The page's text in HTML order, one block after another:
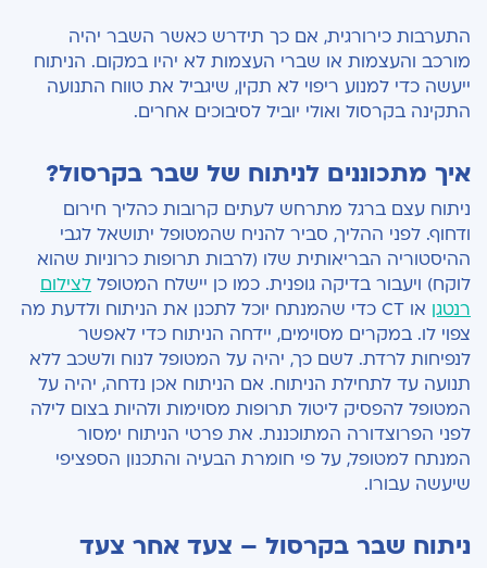
התערבות כירורגית, אם כך תידרש כאשר השבר יהיה
מורכב והעצמות או שברי העצמות לא יהיו במקום. הניתוח
ייעשה כדי למנוע ריפוי לא תקין, שיגביל את טווח התנועה
התקינה בקרסול ואולי יוביל לסיבוכים אחרים.
איך מתכוננים לניתוח של שבר בקרסול?
ניתוח עצם ברגל מתרחש לעתים קרובות כהליך חירום
ודחוף. לפני ההליך, סביר להניח שהמטופל יתושאל לגבי
ההיסטוריה הבריאותית שלו (לרבות תרופות כרוניות שהוא
לוקח) ויעבור בדיקה גופנית. כמו כן יישלח המטופל לצילום
רנטגן או CT כדי שהמנתח יוכל לתכנן את הניתוח ולדעת מה
צפוי לו. במקרים מסוימים, יידחה הניתוח כדי לאפשר
לנפיחות לרדת. לשם כך, יהיה על המטופל לנוח ולשכב ללא
תנועה עד לתחילת הניתוח. אם הניתוח אכן נדחה, יהיה על
המטופל להפסיק ליטול תרופות מסוימות ולהיות בצום לילה
לפני הפרוצדורה המתוכננת. את פרטי הניתוח ימסור
המנתח למטופל, על פי חומרת הבעיה והתכנון הספציפי
שיעשה עבורו.
ניתוח שבר בקרסול – צעד אחר צעד